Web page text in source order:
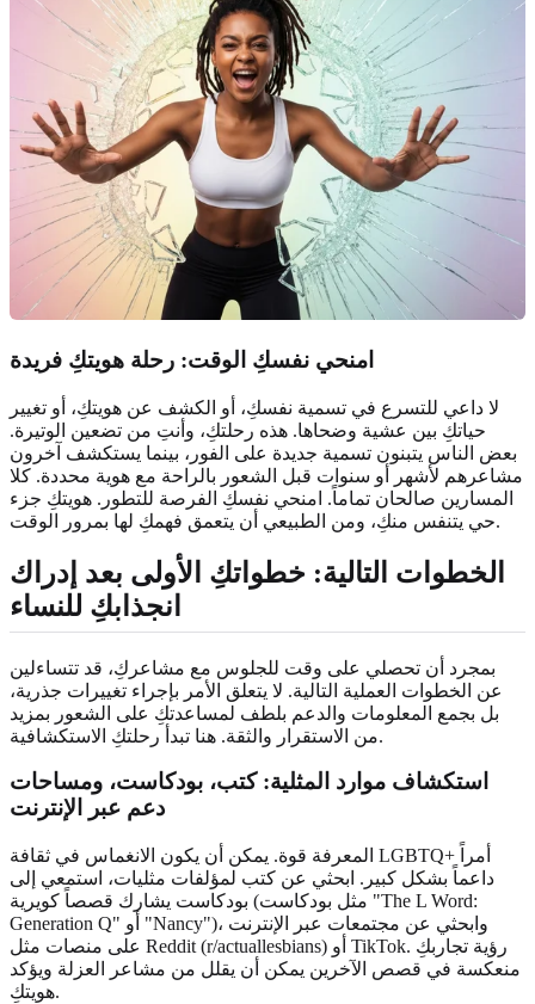
امنحي نفسكِ الوقت: رحلة هويتكِ فريدة
لا داعي للتسرع في تسمية نفسكِ، أو الكشف عن هويتكِ، أو تغيير
حياتكِ بين عشية وضحاها. هذه رحلتكِ، وأنتِ من تضعين الوتيرة.
بعض الناس يتبنون تسمية جديدة على الفور، بينما يستكشف آخرون
مشاعرهم لأشهر أو سنوات قبل الشعور بالراحة مع هوية محددة. كلا
المسارين صالحان تماماً. امنحي نفسكِ الفرصة للتطور. هويتكِ جزء
حي يتنفس منكِ، ومن الطبيعي أن يتعمق فهمكِ لها بمرور الوقت.
الخطوات التالية: خطواتكِ الأولى بعد إدراك
انجذابكِ للنساء
بمجرد أن تحصلي على وقت للجلوس مع مشاعركِ، قد تتساءلين
عن الخطوات العملية التالية. لا يتعلق الأمر بإجراء تغييرات جذرية،
بل بجمع المعلومات والدعم بلطف لمساعدتكِ على الشعور بمزيد
من الاستقرار والثقة. هنا تبدأ رحلتكِ الاستكشافية.
استكشاف موارد المثلية: كتب، بودكاست، ومساحات
دعم عبر الإنترنت
المعرفة قوة. يمكن أن يكون الانغماس في ثقافة LGBTQ+ أمراً
داعماً بشكل كبير. ابحثي عن كتب لمؤلفات مثليات، استمعي إلى
بودكاست يشارك قصصاً كويرية (مثل بودكاست "The L Word:
Generation Q" أو "Nancy")، وابحثي عن مجتمعات عبر الإنترنت
على منصات مثل Reddit (r/actuallesbians) أو TikTok. رؤية تجاربكِ
منعكسة في قصص الآخرين يمكن أن يقلل من مشاعر العزلة ويؤكد
هويتكِ.